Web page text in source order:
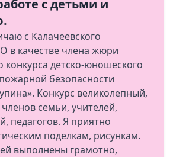
с детьми и
с Калачеевского
в качестве члена жюри
конкурса детско-юношеского
безопасности
Конкурс великолепный,
семьи, учителей,
педагогов. Я приятно
поделкам, рисункам.
выполнены грамотно,